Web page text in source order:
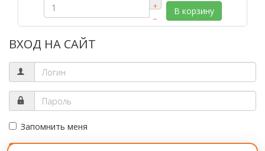
+
–
В корзину
ВХОД НА САЙТ
Запомнить меня